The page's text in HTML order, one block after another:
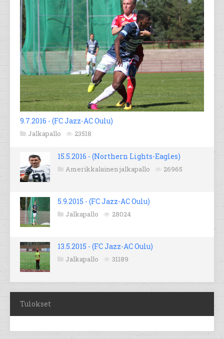
9.7.2016 - (FC Jazz-AC Oulu)
Jalkapallo 23518
15.5.2016 - (Northern Lights-Eagles)
Amerikkalainen jalkapallo 26965
5.9.2015 - (FC Jazz-AC Oulu)
Jalkapallo 28024
13.5.2015 - (FC Jazz-AC Oulu)
Jalkapallo 31189
Tulokset